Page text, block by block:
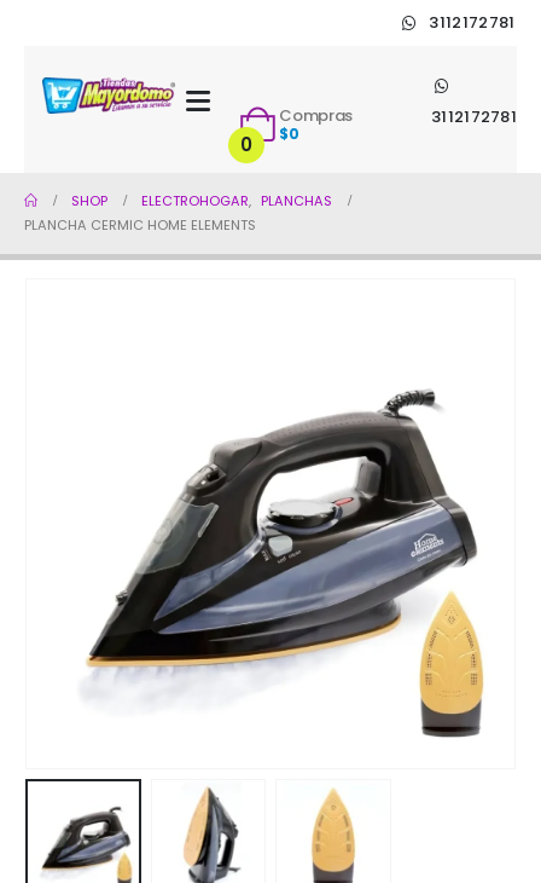
3112172781
3112172781
0
Compras
$0
SHOP ELECTROHOGAR, PLANCHAS
PLANCHA CERMIC HOME ELEMENTS